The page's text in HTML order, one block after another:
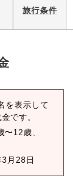
旅行条件
を表示して
です。
12歳、
月28日